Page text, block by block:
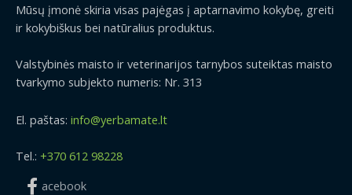
Mūsų įmonė skiria visas pajėgas į aptarnavimo kokybę, greiti
ir kokybiškus bei natūralius produktus.
Valstybinės maisto ir veterinarijos tarnybos suteiktas maisto
tvarkymo subjekto numeris: Nr. 313
El. paštas: info@yerbamate.lt
Tel.: +370 612 98228
acebook